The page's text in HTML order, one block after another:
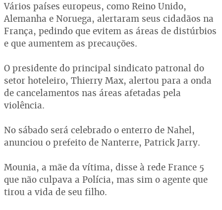
Vários países europeus, como Reino Unido,
Alemanha e Noruega, alertaram seus cidadãos na
França, pedindo que evitem as áreas de distúrbios
e que aumentem as precauções.
O presidente do principal sindicato patronal do
setor hoteleiro, Thierry Max, alertou para a onda
de cancelamentos nas áreas afetadas pela
violência.
No sábado será celebrado o enterro de Nahel,
anunciou o prefeito de Nanterre, Patrick Jarry.
Mounia, a mãe da vítima, disse à rede France 5
que não culpava a Polícia, mas sim o agente que
tirou a vida de seu filho.